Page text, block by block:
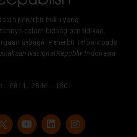
penerbit buku yang
dalam bidang pendidikan,
sebagai Penerbit Terbaik pada
Nasional Republik Indonesia
: 0811- 2846 – 130
Y
o
L
i
I
n